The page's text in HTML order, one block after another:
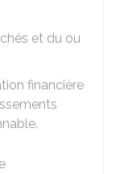
et du ou
financière